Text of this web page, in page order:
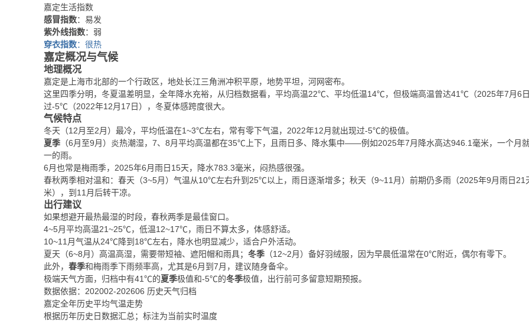
嘉定生活指数
感冒指数：易发
紫外线指数：弱
穿衣指数：很热
嘉定概况与气候
地理概况
嘉定是上海市北部的一个行政区，地处长江三角洲冲积平原，地势平坦，河网密布。
这里四季分明，冬夏温差明显，全年降水充裕，从归档数据看，平均高温22℃、平均低温14℃，但极端高温曾达41℃（2025年7月6
过-5℃（2022年12月17日），冬夏体感跨度很大。
气候特点
冬天（12月至2月）最冷，平均低温在1~3℃左右，常有零下气温，2022年12月就出现过-5℃的极值。
夏季 （6月至9月）炎热潮湿，7、8月平均高温都在35℃上下，且雨日多、降水集中——例如2025年7月降水高达946.1毫米，一个月
一的雨。
6月也常是梅雨季，2025年6月雨日15天，降水783.3毫米，闷热感很强。
春秋两季相对温和：春天（3~5月）气温从10℃左右升到25℃以上，雨日逐渐增多；秋天（9~11月）前期仍多雨（2025年9月雨日21
米），到11月后转干凉。
出行建议
如果想避开最热最湿的时段，春秋两季是最佳窗口。
4~5月平均高温21~25℃，低温12~17℃，雨日不算太多，体感舒适。
10~11月气温从24℃降到18℃左右，降水也明显减少，适合户外活动。
夏天（6~8月）高温高湿，需要带短袖、遮阳帽和雨具； 冬季 （12~2月）备好羽绒服，因为早晨低温常在0℃附近，偶尔有零下。
此外， 春季和梅雨季下雨频率高，尤其是6月到7月，建议随身备伞。
极端天气方面，归档中有41℃的夏季极值和-5℃的冬季极值，出行前可多留意短期预报。
数据依据：202002-202606 历史天气归档
嘉定全年历史平均气温走势
根据历年历史日数据汇总；标注为当前实时温度